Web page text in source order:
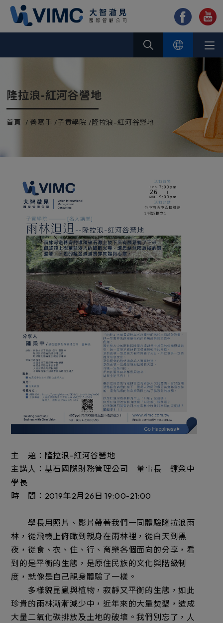
隆拉浪-紅河谷營地
首頁 善寫手 子貢學院 隆拉浪-紅河谷營地
主 題：隆拉浪-紅河谷營地
主講人：基石國際財務管理公司 董事長 鍾榮中
學長
時 間：2019年2月26日 19:00-21:00
學長用照片、影片帶著我們一同體驗隆拉浪雨
林，從飛機上俯瞰到親身在雨林裡，從白天到黑
夜，從食、衣、住、行、育樂各個面向的分享，看
到的是平衡的生態，是原住民族的文化與階級制
度，就像是自己親身體驗了一樣。
多樣貌昆蟲與植物，寂靜又平衡的生態，如此
珍貴的雨林漸漸減少中，近年來的大量焚墾，造成
大量二氧化碳排放及土地的破壞。我們別忘了，人
Cookie管理面板